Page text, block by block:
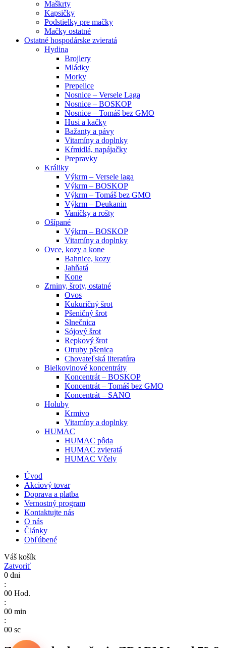
Maškrty
Kapsičky
Podstielky pre mačky
Mačky ostatné
Ostatné hospodárske zvieratá
Hydina
Brojlery
Mládky
Morky
Prepelice
Nosnice – Versele Laga
Nosnice – BOSKOP
Nosnice – Tomáš bez GMO
Husi a kačky
Bažanty a pávy
Vitamíny a doplnky
Kŕmidlá, napájačky
Prepravky
Králiky
Výkrm – Versele laga
Výkrm – BOSKOP
Výkrm – Tomáš bez GMO
Výkrm – Deukanin
Vaničky a rošty
Ošípané
Výkrm – BOSKOP
Vitamíny a doplnky
Ovce, kozy a kone
Bahnice, kozy
Jahňatá
Kone
Zrniny, šroty, ostatné
Ovos
Kukuričný šrot
Pšeničný šrot
Slnečnica
Sójový šrot
Repkový šrot
Otruby pšenica
Chovateľská literatúra
Bielkovinové koncentráty
Koncentrát – BOSKOP
Koncentrát – Tomáš bez GMO
Koncentrát – SANO
Holuby
Krmivo
Vitamíny a doplnky
HUMAC
HUMAC pôda
HUMAC zvieratá
HUMAC Včely
Úvod
Akciový tovar
Doprava a platba
Vernostný program
Kontaktujte nás
O nás
Články
Obľúbené
Váš košík
Zatvoriť
0 dni
:
00 Hod.
:
00 min
:
00 sc